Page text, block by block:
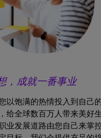
，成就一番事业
以饱满的热情投入到自己
给全球数百万人带来美好
业发展道路由您自己来掌控